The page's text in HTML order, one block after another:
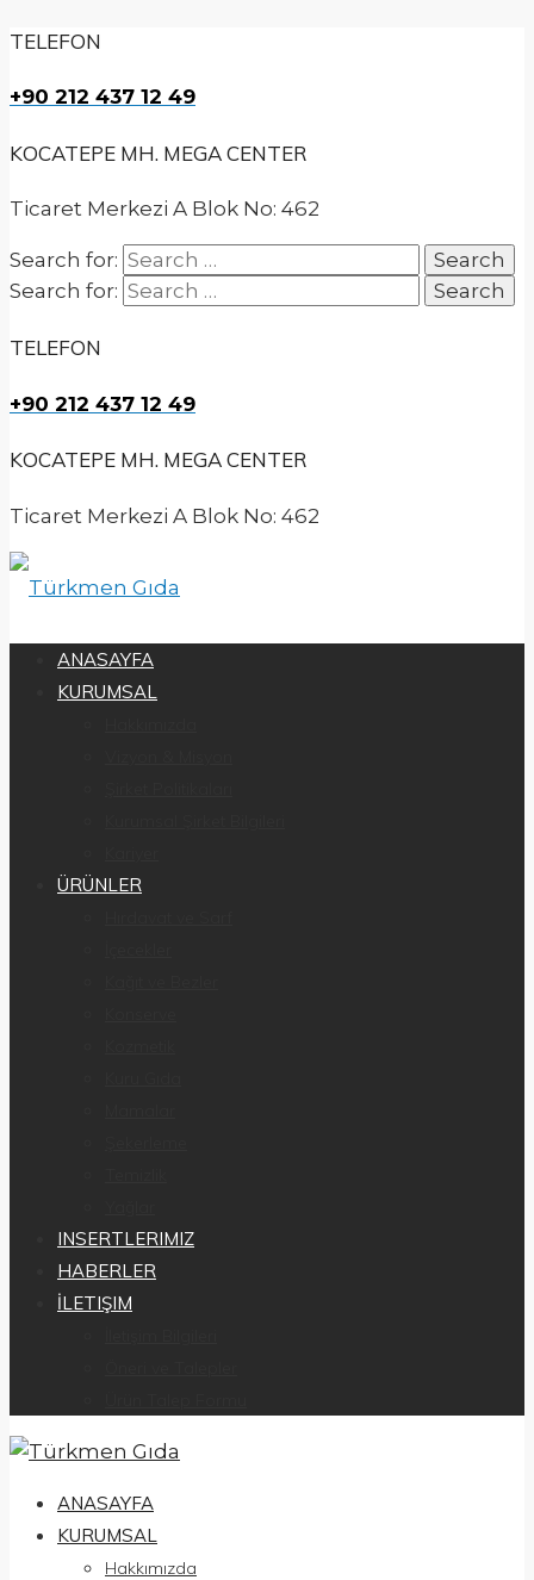
TELEFON
+90 212 437 12 49
KOCATEPE MH. MEGA CENTER
Ticaret Merkezi A Blok No: 462
Search for:
Search for:
TELEFON
+90 212 437 12 49
KOCATEPE MH. MEGA CENTER
Ticaret Merkezi A Blok No: 462
ANASAYFA
KURUMSAL
ÜRÜNLER
INSERTLERIMIZ
HABERLER
İLETIŞIM
ANASAYFA
KURUMSAL
Hakkımızda